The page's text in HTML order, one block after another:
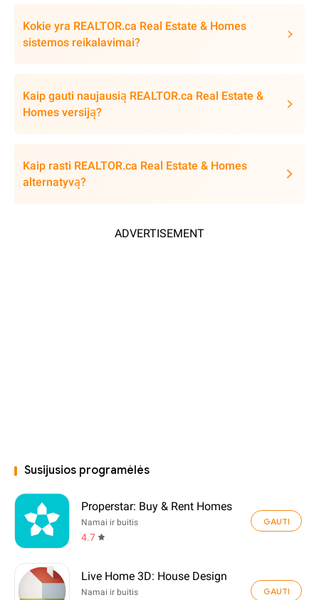
Kokie yra REALTOR.ca Real Estate & Homes
sistemos reikalavimai?
Kaip gauti naujausią REALTOR.ca Real Estate &
Homes versiją?
Kaip rasti REALTOR.ca Real Estate & Homes
alternatyvą?
ADVERTISEMENT
Susijusios programėlės
Properstar: Buy & Rent Homes
Namai ir buitis
4.7
GAUTI
Live Home 3D: House Design
Namai ir buitis GAUTI